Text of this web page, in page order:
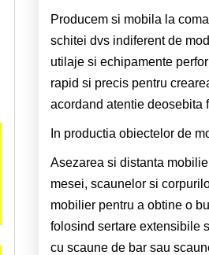
Producem si mobila la
schitei dvs indiferent de
utilaje si echipamente
rapid si precis pentru
acordand atentie deosebita
In productia obiectelor de
Asezarea si distanta
mesei, scaunelor si
mobilier pentru a obtine o
folosind sertare extensibile
cu scaune de bar sau